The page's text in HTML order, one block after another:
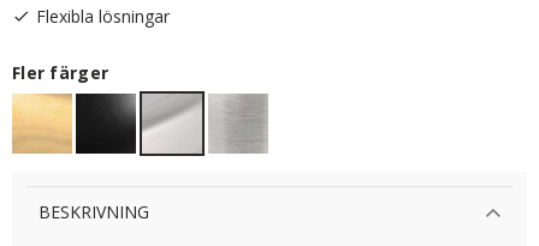
Flexibla lösningar
Fler färger
BESKRIVNING